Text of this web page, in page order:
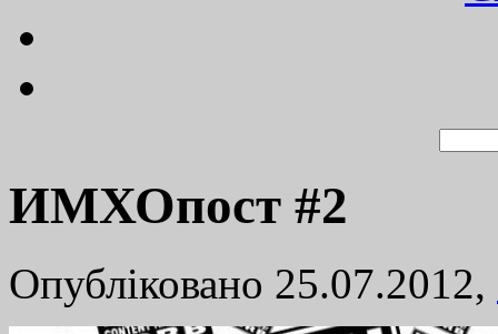
ИМХОпост #2
Опубліковано 25.07.2012,